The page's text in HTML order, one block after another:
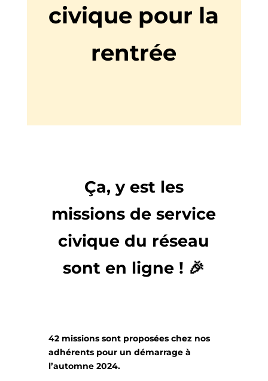
civique pour la
rentrée
Ça, y est les
missions de service
civique du réseau
sont en ligne ! 🎉
42 missions sont proposées chez nos
adhérents pour un démarrage à
l’automne 2024.